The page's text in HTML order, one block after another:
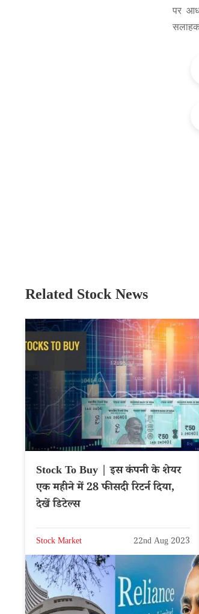
पर
Related Stock News
Stock To Buy | इस कंपनी के शेयर
एक महीने में 28 फीसदी रिटर्न दिया,
देखें डिटेल्स
Stock Market 22nd Aug 2023